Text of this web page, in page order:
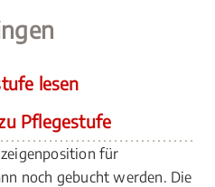
lesen
Pflegestufe
für
noch gebucht werden. Die